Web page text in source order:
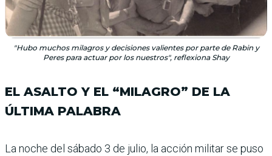
"Hubo muchos milagros y decisiones valientes por parte de Rabin y
Peres para actuar por los nuestros", reflexiona Shay
EL ASALTO Y EL “MILAGRO” DE LA
ÚLTIMA PALABRA
La noche del sábado 3 de julio, la acción militar se puso